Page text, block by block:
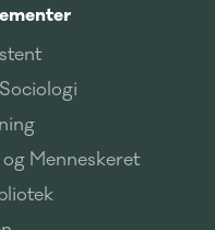
Menneskeret